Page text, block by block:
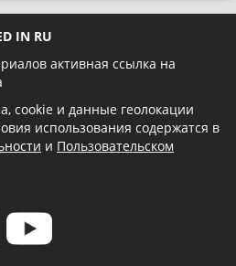
IN RU
активная ссылка на
cookie и данные геолокации
использования содержатся в
и Пользовательском